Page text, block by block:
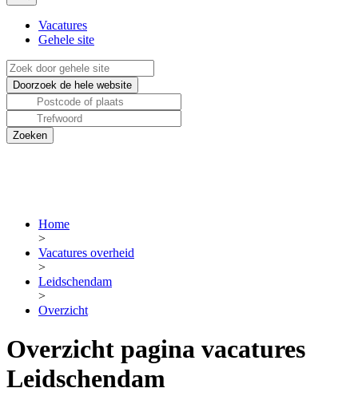
Vacatures
Gehele site
Home
>
Vacatures overheid
>
Leidschendam
>
Overzicht
Overzicht pagina vacatures
Leidschendam